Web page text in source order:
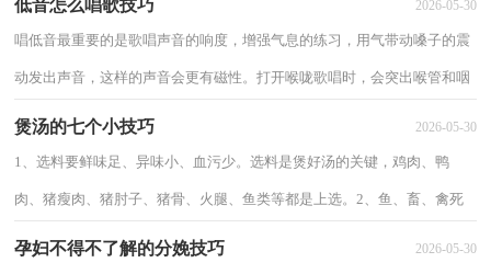
低音怎么唱歌技巧 2026-05-30
唱低音最重要的是歌唱声音的响度，增强气息的练习，用气带动嗓子的震
动发出声音，这样的声音会更有磁性。打开喉咙歌唱时，会突出喉管和咽
壁的振动发声，这样会增加声音的回声效果，这样...
煲汤的七个小技巧 2026-05-30
1、选料要鲜味足、异味小、血污少。选料是煲好汤的关键，鸡肉、鸭
肉、猪瘦肉、猪肘子、猪骨、火腿、鱼类等都是上选。2、鱼、畜、禽死
后3―5小时放。此时肉分解的氨基酸、脂肪...
孕妇不得不了解的分娩技巧 2026-05-30